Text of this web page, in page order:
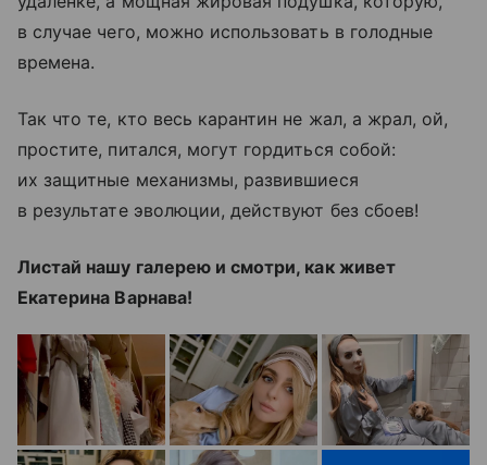
в случае чего, можно использовать в голодные
времена.
Так что те, кто весь карантин не жал, а жрал, ой,
простите, питался, могут гордиться собой:
их защитные механизмы, развившиеся
в результате эволюции, действуют без сбоев!
Листай нашу галерею и смотри, как живет
Екатерина Варнава!